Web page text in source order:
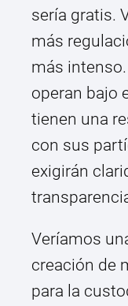
sería gratis.
más
más
operan bajo
tienen una
con sus
exigirán
Veríamos
creación de
para la